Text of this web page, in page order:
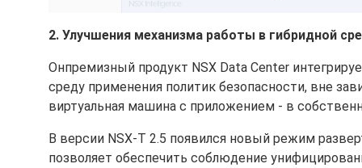
2. Улучшения механизма работы в гибридной
Онпремизный продукт NSX Data Center
среду применения политик безопасности, вне
виртуальная машина с приложением - в
В версии NSX-T 2.5 появился новый режим
позволяет обеспечить соблюдение